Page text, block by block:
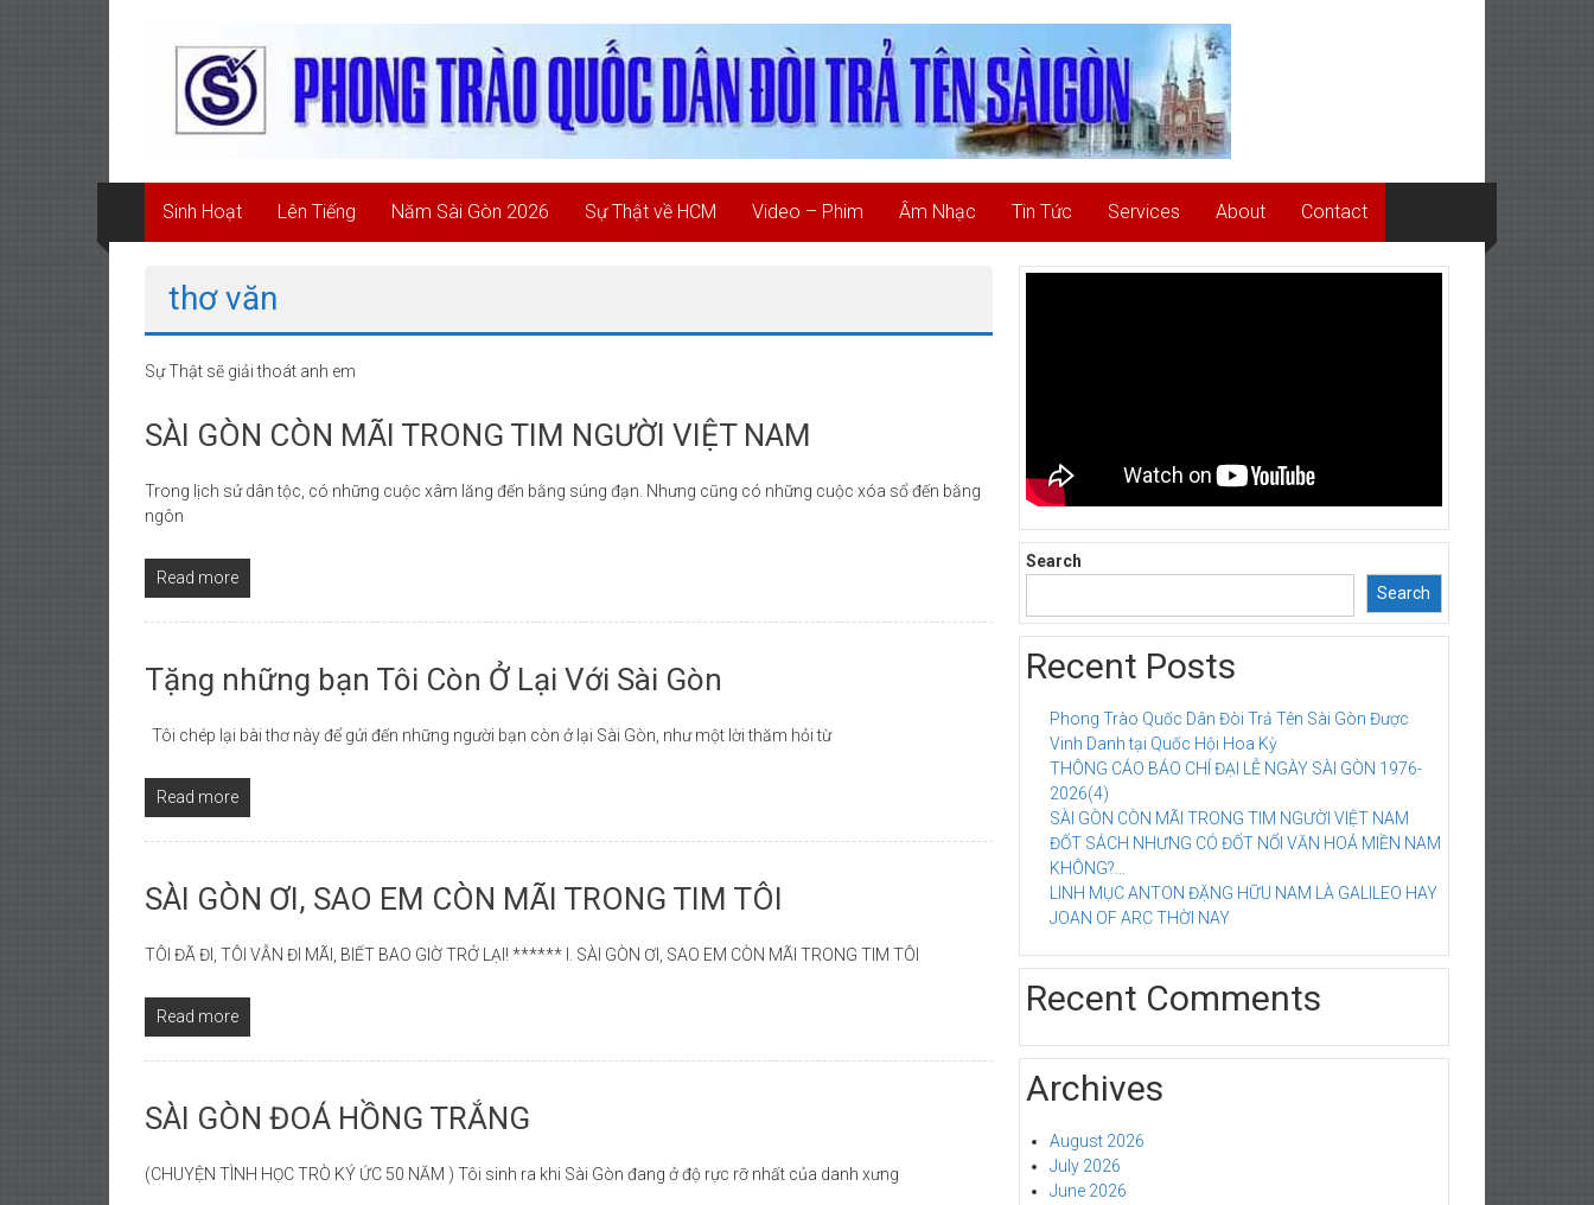
Phong
Trào
Quốc
Dân
Đòi
Trả
Tên
Sài
Gòn
TRÀO
QUỐC
ĐÒI
TRẢ
TÊN
GÒN
Sinh Hoạt Lên Tiếng Năm Sài Gòn 2026 Sự Thật về HCM Video – Phim Âm Nhạc Tin Tức Services About Contact
thơ văn
Sự Thật sẽ giải thoát anh em
SÀI GÒN CÒN MÃI TRONG TIM NGƯỜI VIỆT NAM
Trong lịch sử dân tộc, có những cuộc xâm lăng đến bằng súng đạn. Nhưng cũng có những cuộc xóa sổ đến bằng
ngôn
Read more
Tặng những bạn Tôi Còn Ở Lại Với Sài Gòn
Tôi chép lại bài thơ này để gửi đến những người bạn còn ở lại Sài Gòn, như một lời thăm hỏi từ
Read more
SÀI GÒN ƠI, SAO EM CÒN MÃI TRONG TIM TÔI
TÔI ĐÃ ĐI, TÔI VẪN ĐI MÃI, BIẾT BAO GIỜ TRỞ LẠI! ****** I. SÀI GÒN ƠI, SAO EM CÒN MÃI TRONG TIM TÔI
Read more
SÀI GÒN ĐOÁ HỒNG TRẮNG
(CHUYỆN TÌNH HỌC TRÒ KÝ ỨC 50 NĂM ) Tôi sinh ra khi Sài Gòn đang ở độ rực rỡ nhất của danh xưng
Search
Search
Recent Posts
Phong Trào Quốc Dân Đòi Trả Tên Sài Gòn Được
Vinh Danh tại Quốc Hội Hoa Kỳ
THÔNG CÁO BÁO CHÍ ĐẠI LỄ NGÀY SÀI GÒN 1976-
2026(4)
SÀI GÒN CÒN MÃI TRONG TIM NGƯỜI VIỆT NAM
ĐỐT SÁCH NHƯNG CÓ ĐỐT NỔI VĂN HOÁ MIỀN NAM
KHÔNG?…
LINH MỤC ANTON ĐẶNG HỮU NAM LÀ GALILEO HAY
JOAN OF ARC THỜI NAY
Recent Comments
Archives
August 2026
July 2026
June 2026